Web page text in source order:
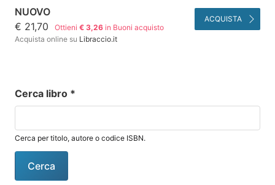
NUOVO
€ 21,70
Ottieni€ 3,26 in Buoni acquisto
Acquista online su Libraccio.it
ACQUISTA
Cerca libro *
Cerca per titolo, autore o codice ISBN.